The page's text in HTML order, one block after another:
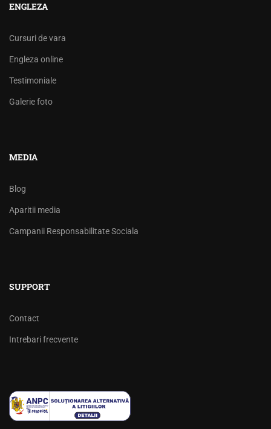
ENGLEZA
Cursuri de vara
Engleza online
Testimoniale
Galerie foto
MEDIA
Blog
Aparitii media
Campanii Responsabilitate Sociala
SUPPORT
Contact
Intrebari frecvente